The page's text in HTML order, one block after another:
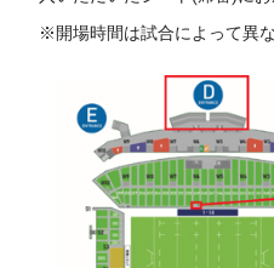
※開場時間は試合によって異